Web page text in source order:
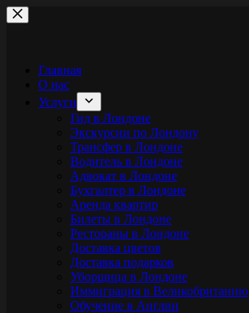
Перейти
к
Главная
О нас
Услуги
Гид в Лондоне
Экскурсии по Лондону
Трансфер в Лондоне
Водитель в Лондоне
Адвокат в Лондоне
Бухгалтер в Лондоне
Аренда квартир
Билеты в Лондоне
Рестораны в Лондоне
Доставка цветов
Доставка подарков
Уборщица в Лондоне
Иммиграция в Великобританию
Обучение в Англии